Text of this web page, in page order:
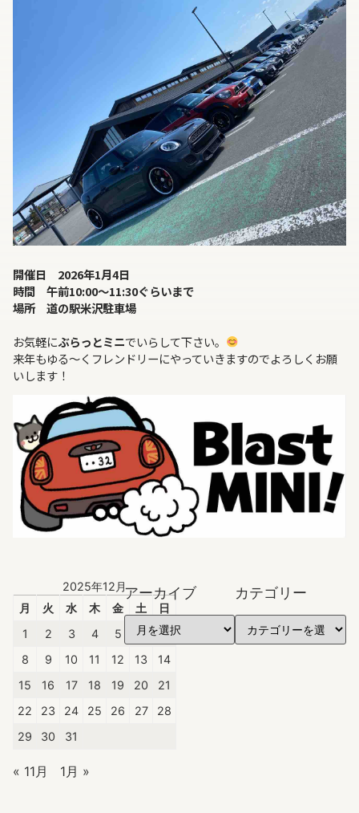
開催日 2026年1月4日
時間 午前10:00～11:30ぐらいまで
場所 道の駅米沢駐車場
お気軽にぶらっとミニでいらして下さい。
来年もゆる～くフレンドリーにやっていきますのでよろしくお願
いします！
2025年12月
月
火 水 木 金 土
日
1
2 3 4 5 6
7
8
9 10 11 12 13
14
15
16 17 18 19 20
21
22
23 24 25 26 27
28
29
30 31
« 11月 1月 »
アーカイブ カテゴリー